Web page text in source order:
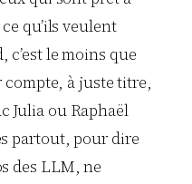
qu’ils veulent
le moins que
compte, à juste titre,
Julia ou Raphaël
partout, pour dire
des LLM, ne